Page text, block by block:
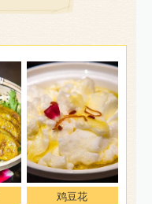
鸡豆花